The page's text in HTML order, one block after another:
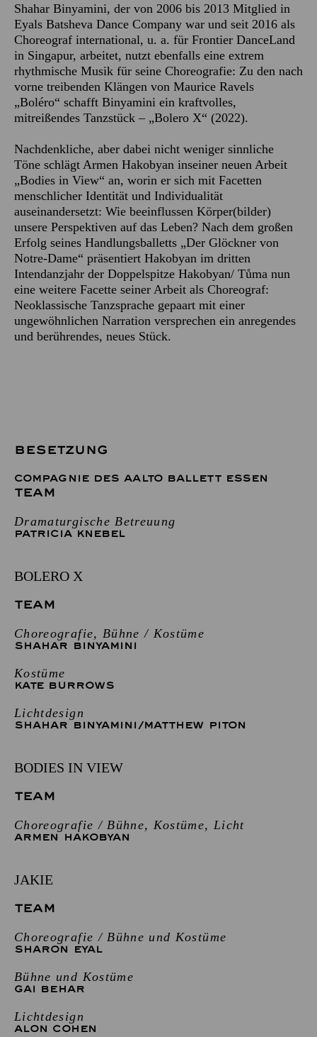
Shahar Binyamini, der von 2006 bis 2013 Mitglied in
Eyals Batsheva Dance Company war und seit 2016 als
Choreograf international, u. a. für Frontier DanceLand
in Singapur, arbeitet, nutzt ebenfalls eine extrem
rhythmische Musik für seine Choreografie: Zu den nach
vorne treibenden Klängen von Maurice Ravels
„Boléro“ schafft Binyamini ein kraftvolles,
mitreißendes Tanzstück – „Bolero X“ (2022).
Nachdenkliche, aber dabei nicht weniger sinnliche
Töne schlägt Armen Hakobyan inseiner neuen Arbeit
„Bodies in View“ an, worin er sich mit Facetten
menschlicher Identität und Individualität
auseinandersetzt: Wie beeinflussen Körper(bilder)
unsere Perspektiven auf das Leben? Nach dem großen
Erfolg seines Handlungsballetts „Der Glöckner von
Notre-Dame“ präsentiert Hakobyan im dritten
Intendanzjahr der Doppelspitze Hakobyan/ Tůma nun
eine weitere Facette seiner Arbeit als Choreograf:
Neoklassische Tanzsprache gepaart mit einer
ungewöhnlichen Narration versprechen ein anregendes
und berührendes, neues Stück.
BESETZUNG
COMPAGNIE DES AALTO BALLETT ESSEN
TEAM
Dramaturgische Betreuung
PATRICIA KNEBEL
BOLERO X
TEAM
Choreografie, Bühne / Kostüme
SHAHAR BINYAMINI
Kostüme
KATE BURROWS
Lichtdesign
SHAHAR BINYAMINI /MATTHEW PITON
BODIES IN VIEW
TEAM
Choreografie / Bühne, Kostüme, Licht
ARMEN HAKOBYAN
JAKIE
TEAM
Choreografie / Bühne und Kostüme
SHARON EYAL
Bühne und Kostüme
GAI BEHAR
Lichtdesign
ALON COHEN